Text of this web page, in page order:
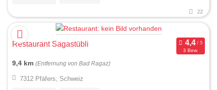
22
Restaurant Sagastübli
3 Bew.
9,4 km (Entfernung von Bad Ragaz)
7312 Pfäfers, Schweiz